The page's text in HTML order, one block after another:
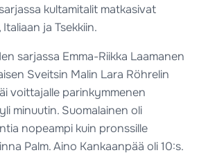
kultamitalit matkasivat
ja Tsekkiin.
sarjassa Emma-Riikka Laamanen
Sveitsin Malin Lara Röhrelin
voittajalle parinkymmenen
minuutin. Suomalainen oli
nopeampi kuin pronssille
Palm. Aino Kankaanpää oli 10:s.